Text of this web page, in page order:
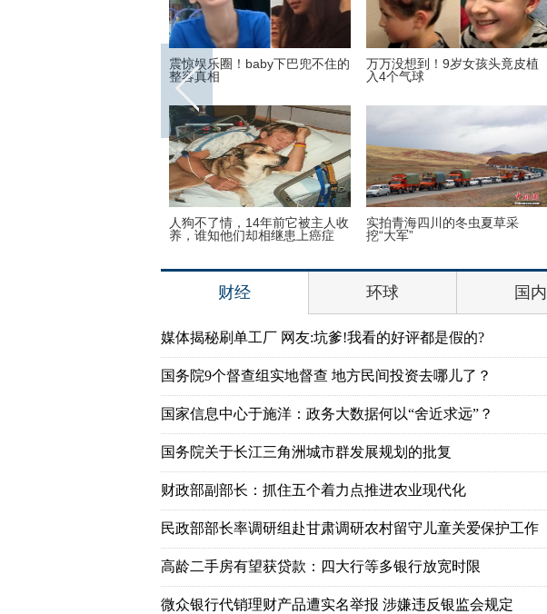
震惊娱乐圈！baby下巴兜不住的
整容真相
万万没想到！9岁女孩头竟皮植
入4个气球
人狗不了情，14年前它被主人收
养，谁知他们却相继患上癌症
实拍青海四川的冬虫夏草采
挖“大军”
财经 环球 国内
媒体揭秘刷单工厂 网友:坑爹!我看的好评都是假的?
国务院9个督查组实地督查 地方民间投资去哪儿了？
国家信息中心于施洋：政务大数据何以“舍近求远”？
国务院关于长江三角洲城市群发展规划的批复
财政部副部长：抓住五个着力点推进农业现代化
民政部部长率调研组赴甘肃调研农村留守儿童关爱保护工作
高龄二手房有望获贷款：四大行等多银行放宽时限
微众银行代销理财产品遭实名举报 涉嫌违反银监会规定